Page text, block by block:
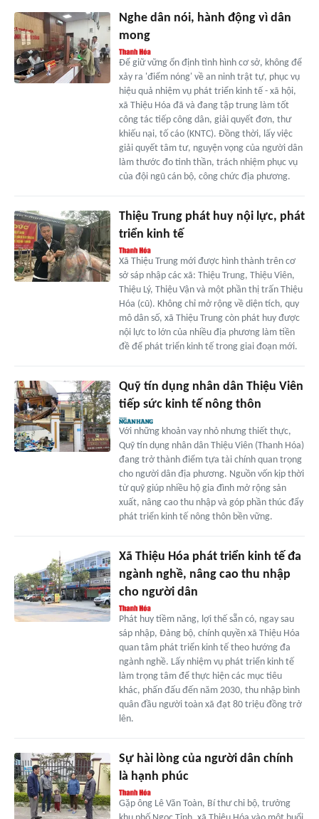
Nghe dân nói, hành động vì dân
mong
Để giữ vững ổn định tình hình cơ sở, không để
xảy ra 'điểm nóng' về an ninh trật tự, phục vụ
hiệu quả nhiệm vụ phát triển kinh tế - xã hội,
xã Thiệu Hóa đã và đang tập trung làm tốt
công tác tiếp công dân, giải quyết đơn, thư
khiếu nại, tố cáo (KNTC). Đồng thời, lấy việc
giải quyết tâm tư, nguyện vọng của người dân
làm thước đo tinh thần, trách nhiệm phục vụ
của đội ngũ cán bộ, công chức địa phương.
Thiệu Trung phát huy nội lực, phát
triển kinh tế
Xã Thiệu Trung mới được hình thành trên cơ
sở sáp nhập các xã: Thiệu Trung, Thiệu Viên,
Thiệu Lý, Thiệu Vận và một phần thị trấn Thiệu
Hóa (cũ). Không chỉ mở rộng về diện tích, quy
mô dân số, xã Thiệu Trung còn phát huy được
nội lực to lớn của nhiều địa phương làm tiền
đề để phát triển kinh tế trong giai đoạn mới.
Quỹ tín dụng nhân dân Thiệu Viên
tiếp sức kinh tế nông thôn
Với những khoản vay nhỏ nhưng thiết thực,
Quỹ tín dụng nhân dân Thiệu Viên (Thanh Hóa)
đang trở thành điểm tựa tài chính quan trọng
cho người dân địa phương. Nguồn vốn kịp thời
từ quỹ giúp nhiều hộ gia đình mở rộng sản
xuất, nâng cao thu nhập và góp phần thúc đẩy
phát triển kinh tế nông thôn bền vững.
Xã Thiệu Hóa phát triển kinh tế đa
ngành nghề, nâng cao thu nhập
cho người dân
Phát huy tiềm năng, lợi thế sẵn có, ngay sau
sáp nhập, Đảng bộ, chính quyền xã Thiệu Hóa
quan tâm phát triển kinh tế theo hướng đa
ngành nghề. Lấy nhiệm vụ phát triển kinh tế
làm trọng tâm để thực hiện các mục tiêu
khác, phấn đấu đến năm 2030, thu nhập bình
quân đầu người toàn xã đạt 80 triệu đồng trở
lên.
Sự hài lòng của người dân chính
là hạnh phúc
Gặp ông Lê Văn Toàn, Bí thư chi bộ, trưởng